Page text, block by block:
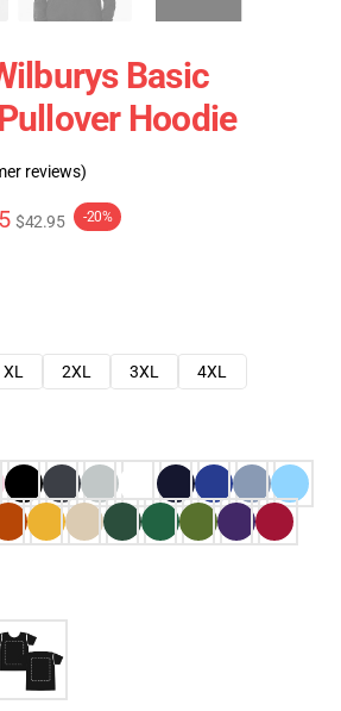
Basic
Hoodie
reviews)
$42.95 -20%
XL 2XL 3XL
4XL